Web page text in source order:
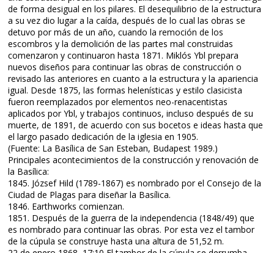
de forma desigual en los pilares. El desequilibrio de la estructura
a su vez dio lugar a la caída, después de lo cual las obras se
detuvo por más de un año, cuando la remoción de los
escombros y la demolición de las partes mal construidas
comenzaron y continuaron hasta 1871. Miklós Ybl prepara
nuevos diseños para continuar las obras de construcción o
revisado las anteriores en cuanto a la estructura y la apariencia
igual. Desde 1875, las formas helenísticas y estilo clasicista
fueron reemplazados por elementos neo-renacentistas
aplicados por Ybl, y trabajos continuos, incluso después de su
muerte, de 1891, de acuerdo con sus bocetos e ideas hasta que
el largo pasado dedicación de la iglesia en 1905.
(Fuente: La Basílica de San Esteban, Budapest 1989.)
Principales acontecimientos de la construcción y renovación de
la Basílica:
1845. József Hild (1789-1867) es nombrado por el Consejo de la
Ciudad de Plagas para diseñar la Basílica.
1846. Earthworks comienzan.
1851. Después de la guerra de la independencia (1848/49) que
es nombrado para continuar las obras. Por esta vez el tambor
de la cúpula se construye hasta una altura de 51,52 m.